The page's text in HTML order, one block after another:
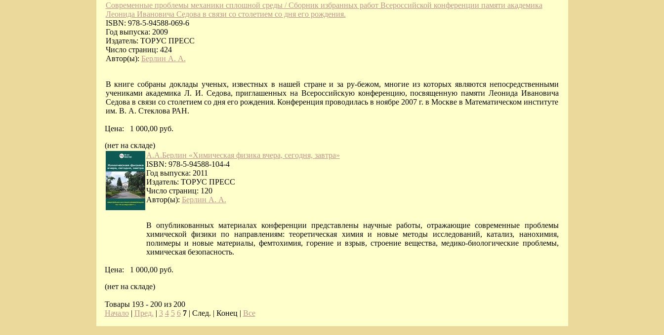
Современные проблемы механики сплошной среды / Сборник избранных работ Всероссийской конференции памяти академика
Леонида Ивановича Седова в связи со столетием со дня его рождения.
ISBN: 978-5-94588-069-6
Год выпуска: 2009
Издатель: ТОРУС ПРЕСС
Число страниц: 424
Автор(ы): Берлин А. А.
В книге собраны доклады ученых, известных в нашей стране и за ру-бежом, многие из которых являются непосредственными
учениками академика Л. И. Седова, приглашенных на Всероссийскую конференцию, посвященную памяти Леонида Ивановича
Седова в связи со столетием со дня его рождения. Конференция проводилась в ноябре 2007 г. в Москве в Математическом институте
им. В. А. Стеклова РАН.
Цена: 1 000,00 руб.
(нет на складе)
А.А.Берлин «Химическая физика вчера, сегодня, завтра»
ISBN: 978-5-94588-104-4
Год выпуска: 2011
Издатель: ТОРУС ПРЕСС
Число страниц: 120
Автор(ы): Берлин А. А.
В опубликованных материалах конференции представлены научные работы, отражающие современные проблемы
химической физики по направлениям: теоретическая химия и новые методы исследований, катализ, нанохимия,
полимеры и новые материалы, фемтохимия, горение и взрыв, строение вещества, медико-биологические проблемы,
химическая безопасность.
Цена: 1 000,00 руб.
(нет на складе)
Товары 193 - 200 из 200
Начало| Пред. | 3 4 5 6 7| След. | Конец | Все